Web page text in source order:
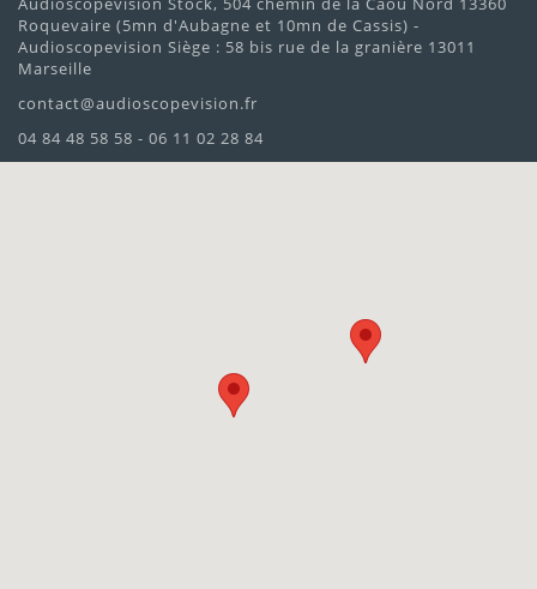
Roquevaire (5mn d'Aubagne et 10mn de Cassis) -
Audioscopevision Siège : 58 bis rue de la granière 13011
Marseille
contact@audioscopevision.fr
04 84 48 58 58 - 06 11 02 28 84